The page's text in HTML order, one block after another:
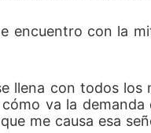
encuentro con la
llena con todos
va la
me causa esa